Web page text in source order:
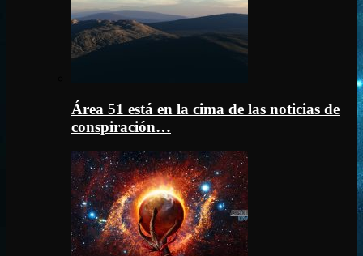
Área 51 está en la cima de las noticias de
conspiración…